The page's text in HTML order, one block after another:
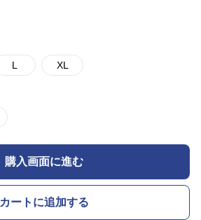
L XL
購入画面に進む
カートに追加する